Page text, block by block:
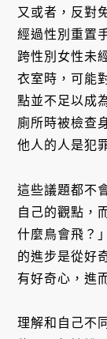
又或者，反對
經過性別重置
跨性別女性未
衣室時，可能
點並不足以成
廁所時被檢查
他人的人是犯
這些議題都不
自己的觀點，
什麼鳥會飛？
的進步是從好
有好奇心，進
理解和自己不